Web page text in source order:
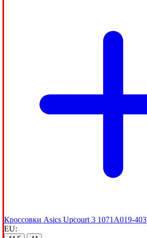
Кроссовки Asics Upcourt 3 1071A019-403
EU: